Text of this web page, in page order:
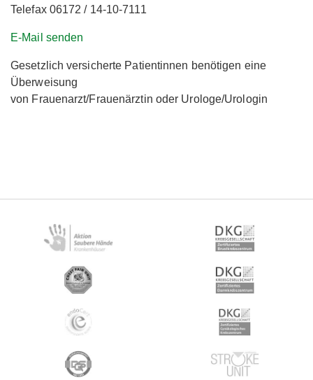
Telefax 06172 / 14-10-7111
E-Mail senden
Gesetzlich versicherte Patientinnen benötigen eine
Überweisung
von Frauenarzt/Frauenärztin oder Urologe/Urologin